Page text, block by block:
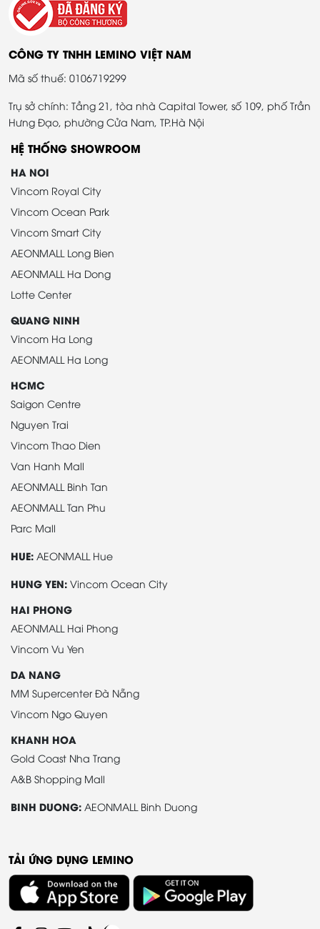
CÔNG TY TNHH LEMINO VIỆT NAM
Mã số thuế: 0106719299
Trụ sở chính: Tầng 21, tòa nhà Capital Tower, số 109, phố Trần
Hưng Đạo, phường Cửa Nam, TP.Hà Nội
HỆ THỐNG SHOWROOM
HA NOI
Vincom Royal City
Vincom Ocean Park
Vincom Smart City
AEONMALL Long Bien
AEONMALL Ha Dong
Lotte Center
QUANG NINH
Vincom Ha Long
AEONMALL Ha Long
HCMC
Saigon Centre
Nguyen Trai
Vincom Thao Dien
Van Hanh Mall
AEONMALL Binh Tan
AEONMALL Tan Phu
Parc Mall
HUE: AEONMALL Hue
HUNG YEN: Vincom Ocean City
HAI PHONG
AEONMALL Hai Phong
Vincom Vu Yen
DA NANG
MM Supercenter Đà Nẵng
Vincom Ngo Quyen
KHANH HOA
Gold Coast Nha Trang
A&B Shopping Mall
BINH DUONG: AEONMALL Binh Duong
TẢI ỨNG DỤNG LEMINO